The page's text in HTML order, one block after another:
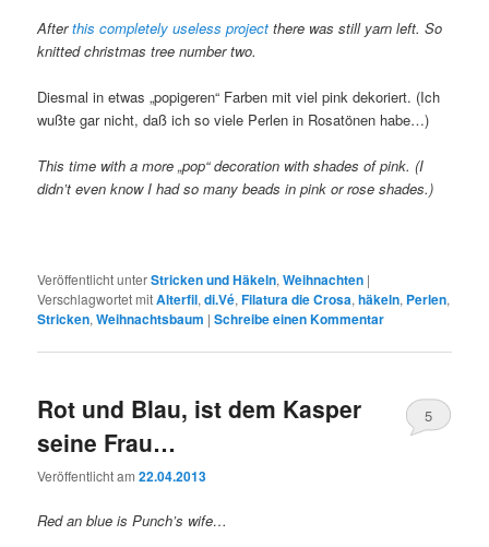
Afterthis completely useless project there was still yarn left. So
knitted christmas tree number two.
Diesmal in etwas „popigeren“ Farben mit viel pink dekoriert. (Ich
wußte gar nicht, daß ich so viele Perlen in Rosatönen habe…)
This time with a more „pop“ decoration with shades of pink. (I
didn’t even know I had so many beads in pink or rose shades.)
Veröffentlicht unterStricken und Häkeln,Weihnachten |
Verschlagwortet mitAlterfil,di.Vé,Filatura die Crosa,häkeln, Perlen,
Stricken,Weihnachtsbaum |Schreibe einen Kommentar
Rot und Blau, ist dem Kasper
seine Frau…
Veröffentlicht am22.04.2013
5
Red an blue is Punch’s wife…